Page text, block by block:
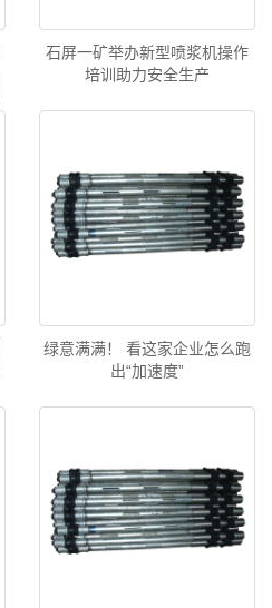
石屏一矿举办新型喷浆机操作
培训助力安全生产
绿意满满！ 看这家企业怎么跑
出“加速度”